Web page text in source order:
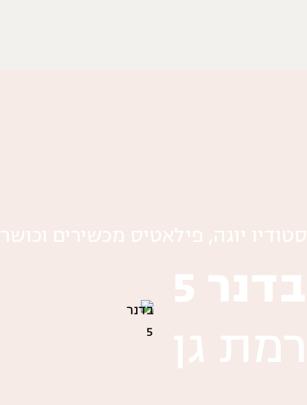
סטודיו יוגה, פילאטיס מכשירים וכושר
בדנר 5
רמת גן